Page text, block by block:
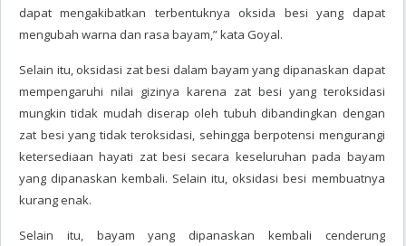
dapat mengakibatkan terbentuknya oksida besi yang dapat
mengubah warna dan rasa bayam,” kata Goyal.
Selain itu, oksidasi zat besi dalam bayam yang dipanaskan dapat
mempengaruhi nilai gizinya karena zat besi yang teroksidasi
mungkin tidak mudah diserap oleh tubuh dibandingkan dengan
zat besi yang tidak teroksidasi, sehingga berpotensi mengurangi
ketersediaan hayati zat besi secara keseluruhan pada bayam
yang dipanaskan kembali. Selain itu, oksidasi besi membuatnya
kurang enak.
Selain itu, bayam yang dipanaskan kembali cenderung